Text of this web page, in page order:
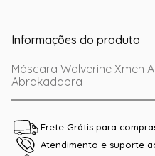
Informações do produto
Máscara Wolverine Xmen
Abrakadabra
Frete Grátis para
Atendimento e suporte